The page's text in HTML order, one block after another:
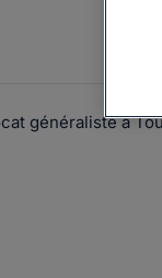
généraliste à